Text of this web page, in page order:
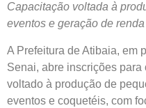
Capacitação voltada à
eventos e geração de
A Prefeitura de Atibaia, em
Senai, abre inscrições para
voltado à produção de
eventos e coquetéis, com